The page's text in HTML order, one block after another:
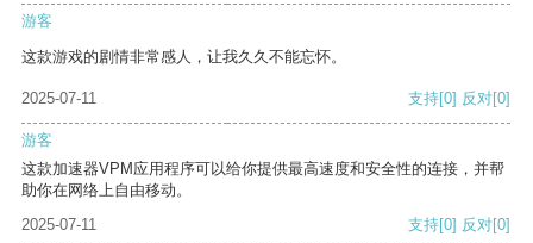
游客
这款游戏的剧情非常感人，让我久久不能忘怀。
2025-07-11 支持[0] 反对[0]
游客
这款加速器VPM应用程序可以给你提供最高速度和安全性的连接，并帮
助你在网络上自由移动。
2025-07-11
支持[0] 反对[0]